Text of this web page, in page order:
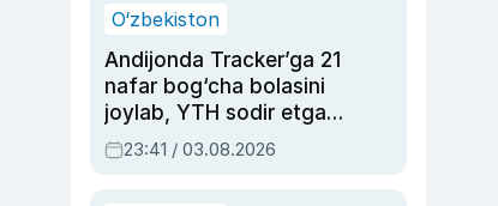
O‘zbekiston
Andijonda Tracker’ga 21
nafar bog‘cha bolasini
joylab, YTH sodir etgan
ayolga sud hukmi o‘qildi
23:41 / 03.08.2026